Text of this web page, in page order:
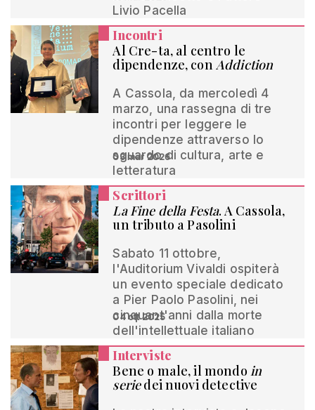
Livio Pacella
Incontri
Al Cre-ta, al centro le
dipendenze, conAddiction
A Cassola, da mercoledì 4
marzo, una rassegna di tre
incontri per leggere le
dipendenze attraverso lo
sguardo di cultura, arte e
letteratura
03 mar 2026
Scrittori
La Fine della Festa. A Cassola,
un tributo a Pasolini
Sabato 11 ottobre,
l'Auditorium Vivaldi ospiterà
un evento speciale dedicato
a Pier Paolo Pasolini, nei
cinquant'anni dalla morte
dell'intellettuale italiano
04 ott 2025
Interviste
Bene o male, il mondo in
seriedei nuovi detective